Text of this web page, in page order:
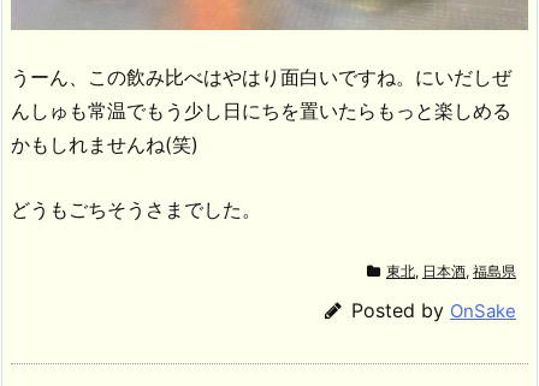
うーん、この飲み比べはやはり面白いですね。にいだしぜ
んしゅも常温でもう少し日にちを置いたらもっと楽しめる
かもしれませんね(笑)
どうもごちそうさまでした。
東北, 日本酒, 福島県
Posted by OnSake